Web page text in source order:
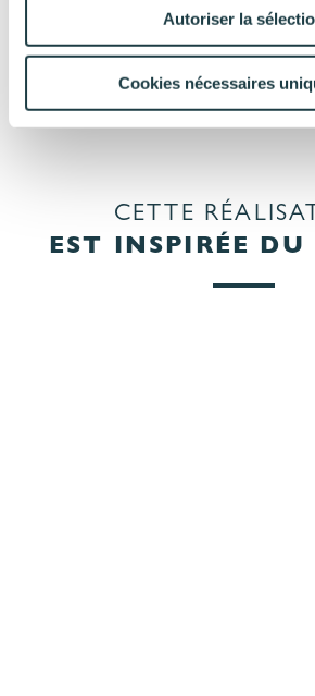
Autoriser la
Cookies nécessaires
Arthur Bonnet Yssingeaux
DISCUTER DE MON
CETTE
EST INSPIRÉE DU